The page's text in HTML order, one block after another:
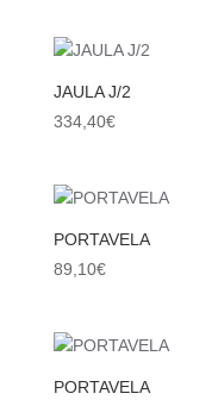
JAULA J/2
334,40€
PORTAVELA
89,10€
PORTAVELA